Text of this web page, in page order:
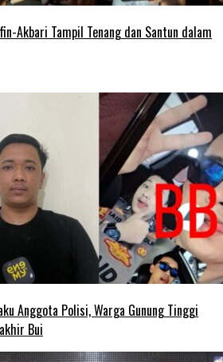
Akbari Tampil Tenang dan Santun dalam
Anggota Polisi, Warga Gunung Tinggi
Bui